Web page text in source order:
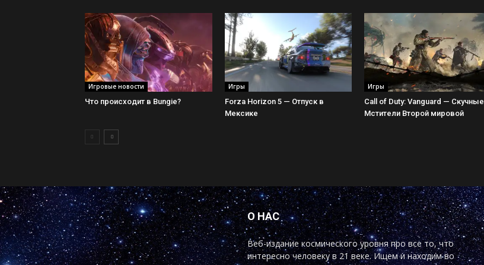
Игровые новости
Что происходит в Bungie?
Игры
Forza Horizon 5 — Отпуск в
Мексике
Игры
Call of Duty: Vanguard — Скучные
Мстители Второй мировой
О НАС
Веб-издание космического уровня про все то, что
интересно человеку в 21 веке. Ищем и находим во